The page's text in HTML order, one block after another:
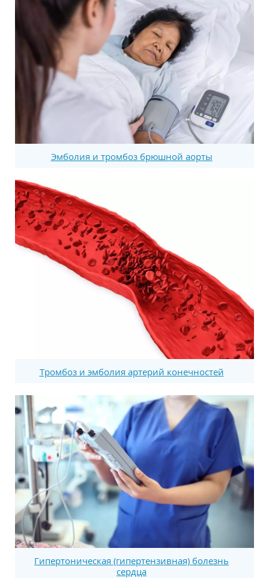
Эмболия и тромбоз брюшной аорты
Тромбоз и эмболия артерий конечностей
Гипертоническая (гипертензивная) болезнь
сердца